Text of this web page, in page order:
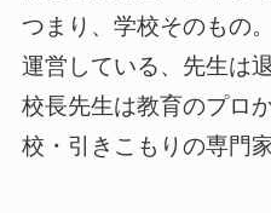
つまり、学校そのもの。
運営している、先生は
校長先生は教育のプロ
校・引きこもりの専門